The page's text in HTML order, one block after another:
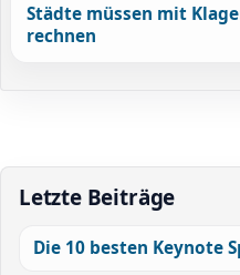
Städte müssen mit
rechnen
Letzte Beiträge
Die 10 besten Keynote